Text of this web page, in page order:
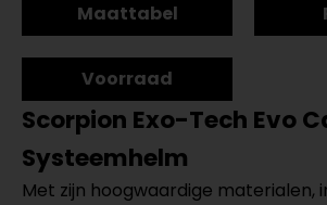
Maattabel
Voorraad
Scorpion Exo-Tech Evo
Systeemhelm
Met zijn hoogwaardige materialen,